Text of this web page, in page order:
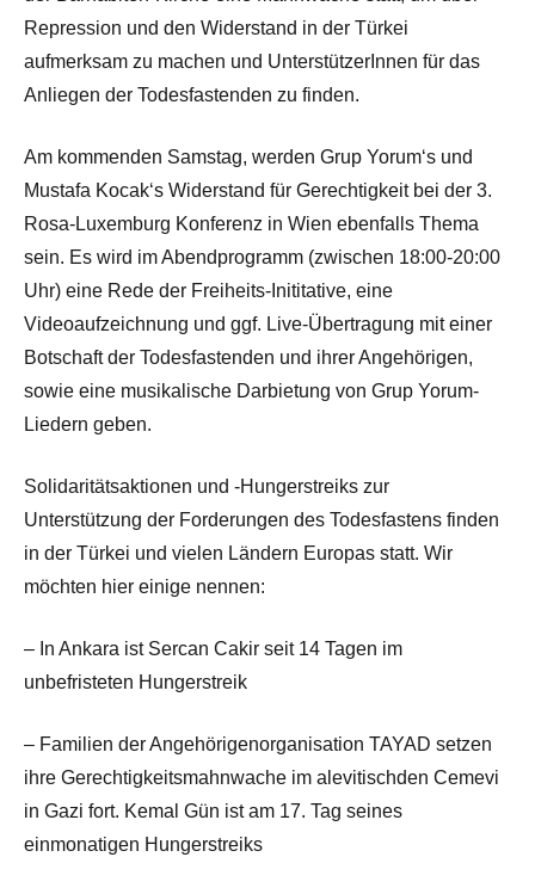
Repression und den Widerstand in der Türkei
aufmerksam zu machen und UnterstützerInnen für das
Anliegen der Todesfastenden zu finden.
Am kommenden Samstag, werden Grup Yorum‘s und
Mustafa Kocak‘s Widerstand für Gerechtigkeit bei der 3.
Rosa-Luxemburg Konferenz in Wien ebenfalls Thema
sein. Es wird im Abendprogramm (zwischen 18:00-20:00
Uhr) eine Rede der Freiheits-Inititative, eine
Videoaufzeichnung und ggf. Live-Übertragung mit einer
Botschaft der Todesfastenden und ihrer Angehörigen,
sowie eine musikalische Darbietung von Grup Yorum-
Liedern geben.
Solidaritätsaktionen und -Hungerstreiks zur
Unterstützung der Forderungen des Todesfastens finden
in der Türkei und vielen Ländern Europas statt. Wir
möchten hier einige nennen:
– In Ankara ist Sercan Cakir seit 14 Tagen im
unbefristeten Hungerstreik
– Familien der Angehörigenorganisation TAYAD setzen
ihre Gerechtigkeitsmahnwache im alevitischden Cemevi
in Gazi fort. Kemal Gün ist am 17. Tag seines
einmonatigen Hungerstreiks